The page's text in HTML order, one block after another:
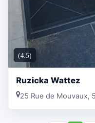
(4.5)
Ruzicka Wattez
25 Rue de Mouvaux,